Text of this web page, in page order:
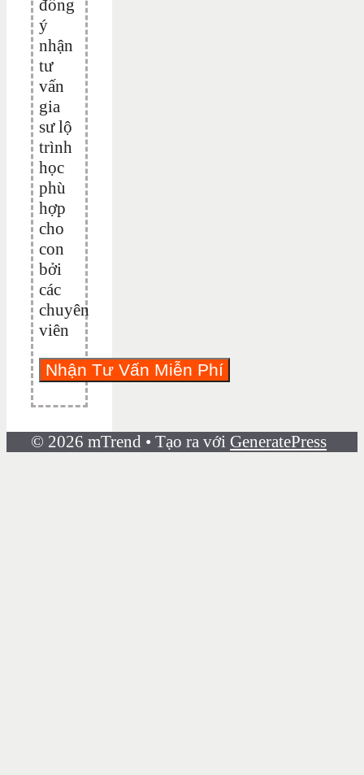
đồng
ý
nhận
tư
vấn
gia
sư lộ
trình
học
phù
hợp
cho
con
bởi
các
chuyên
viên
© 2026 mTrend • Tạo ra với GeneratePress